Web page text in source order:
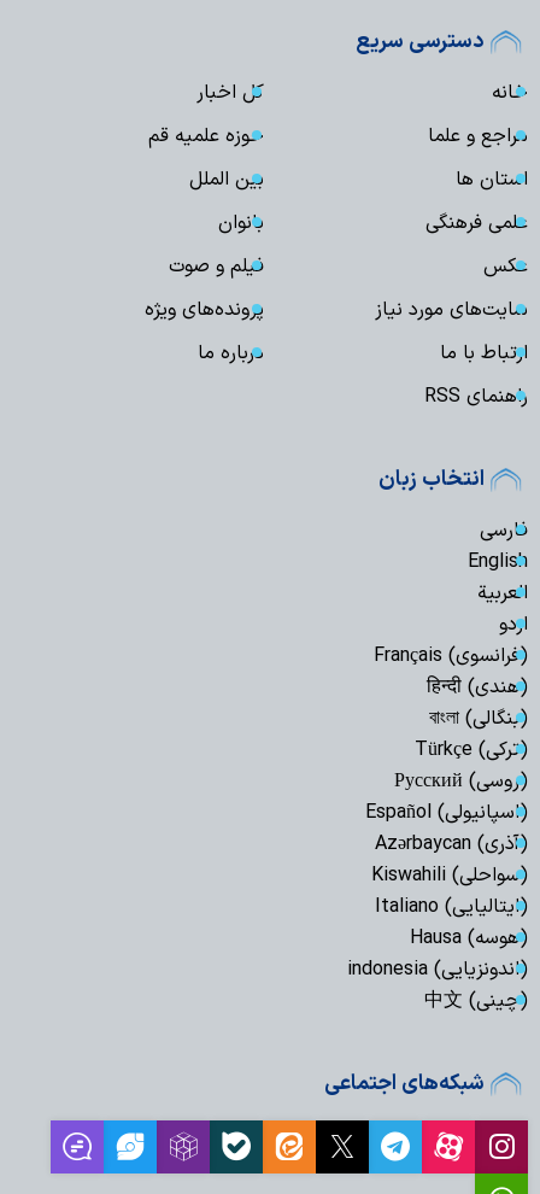
دسترسی سریع
خانه
کل اخبار
مراجع و علما
حوزه علمیه قم
استان ها
بین الملل
علمی فرهنگی
بانوان
عکس
فیلم و صوت
سایت‌های مورد نیاز
پرونده‌های ویژه
ارتباط با ما
درباره ما
راهنمای RSS
انتخاب زبان
فارسی
English
العربیة
اردو
(فرانسوی) Français
(هندی) हिन्दी
(بنگالی) বাংলা
(ترکی) Türkçe
(روسی) Русский
(اسپانیولی) Español
(آذری) Azərbaycan
(سواحلی) Kiswahili
(ایتالیایی) Italiano
(هوسه) Hausa
(اندونزیایی) indonesia
(چینی) 中文
شبکه‌های اجتماعی